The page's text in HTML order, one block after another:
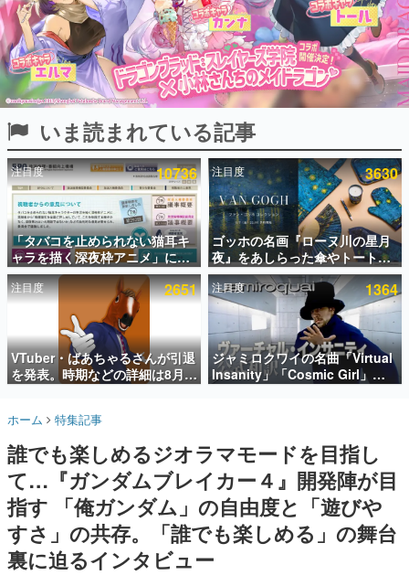
アプリセール情報
インタビュー
連載・特集一覧
殿堂入り記事
SNS拡散数が数千以上！ ページビュー数万以上！ などな
ど。多くの人々に読まれた、電ファミ渾身の“殿堂入り”記
事をまとめました。
ゲームの企画書
名作ゲームクリエイターの方々に製作時のエピソードをお
聞きし、ヒットする企画（ゲーム）とは何か？を探ってい
きます。
赫本
この物語を解いてはいけない。『赫本』は、〈試験問題〉
の形をした短編ホラー小説集です。
新世代に訊く
これからのデジタルゲーム市場を担う若きクリエイター達
の姿を追い、彼らのルーツと情熱を探っていきます。
日本のコンテンツ産業やカルチャーに与えた影響を探る企
画です。
日本モバイルゲーム産業史
日本のモバイルゲーム史における主要なトピック・タイト
ルを網羅するほか、開発者へのインタビューや識者による
解説を掲載。約20年の歴史が一望できる決定版！
若ゲのいたり〜ゲームクリエイターの青春〜
いま読まれている記事
注目度 10736
「タバコを止められない猫耳キ
ャラを描く深夜枠アニメ」に視
聴者の一部から批判意見。違法
薬物の使用と思しき描写も含め
て、BPOが議論を交わす
注目度 3630
ゴッホの名画『ローヌ川の星月
夜』をあしらった傘やトートバ
ッグなどが登場。8月7日21時よ
り2日間限定で予約販売
注目度 2651
VTuber・ばあちゃるさんが引退
を発表。時期などの詳細は8月9
日15時からの配信で説明
注目度 1364
ジャミロクワイの名曲「Virtual
Insanity」「Cosmic Girl」
「Canned Heat」公式日本語字
て
ホーム 特集記事
誰でも楽しめるジオラマモードを目指し
て…『ガンダムブレイカー４』開発陣が目
指す 「俺ガンダム」の自由度と「遊びや
すさ」の共存。「誰でも楽しめる」の舞台
裏に迫るインタビュー